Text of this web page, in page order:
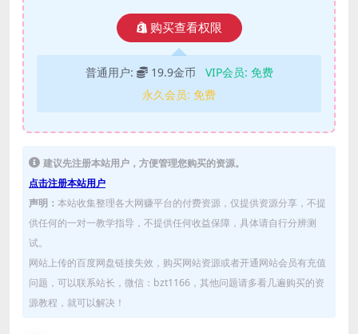
购买查看权限
普通用户: 19.9金币 VIP会员: 免费
永久会员: 免费
建议先注册本站用户，方便管理您购买的资源。
点击注册本站用户
声明： 本站收集整理各大网赚平台的付费资源，仅提供资源分享，不提
供任何的一对一教学指导，不提供任何收益保障，具体请自行分辨测
试。
网站上传的百度网盘链接失效，购买网站资源或者开通网站会员有充值
问题，可以联系站长，微信：bzt1166，其他问题请多看几遍购买的资
源教程，就可以解决！